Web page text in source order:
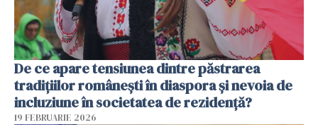
De ce apare tensiunea dintre păstrarea
tradițiilor românești în diaspora și nevoia de
incluziune în societatea de rezidență?
19 FEBRUARIE 2026